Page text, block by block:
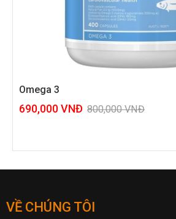
Omega 3
690,000VNĐ 800,000VNĐ
VỀ CHÚNG TÔI